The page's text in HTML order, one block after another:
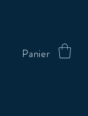
Panier